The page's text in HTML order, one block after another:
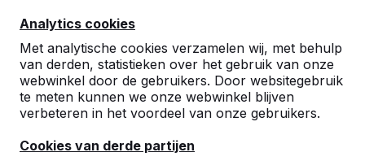
Analytics cookies
Met analytische cookies verzamelen wij, met behulp
van derden, statistieken over het gebruik van onze
webwinkel door de gebruikers. Door websitegebruik
te meten kunnen we onze webwinkel blijven
verbeteren in het voordeel van onze gebruikers.
Cookies van derde partijen